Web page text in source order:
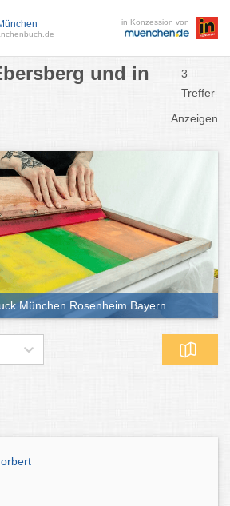
in Konzession von
und in
3
Treffer
Anzeigen
München Rosenheim Bayern